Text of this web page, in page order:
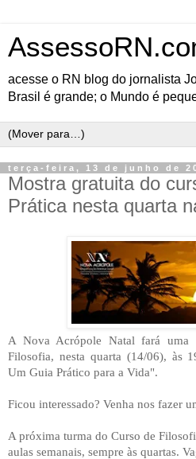
acesse o RN blog do jornalista
Brasil é grande; o Mundo é
terça-feira, 13 de junho de
Mostra gratuita do
Prática nesta quarta
A Nova Acrópole Natal fará uma
Filosofia, nesta quarta (14/06), às
Um Guia Prático para a Vida".
Ficou interessado? Venha nos fazer
A próxima turma do Curso de
aulas semanais, sempre às quartas.